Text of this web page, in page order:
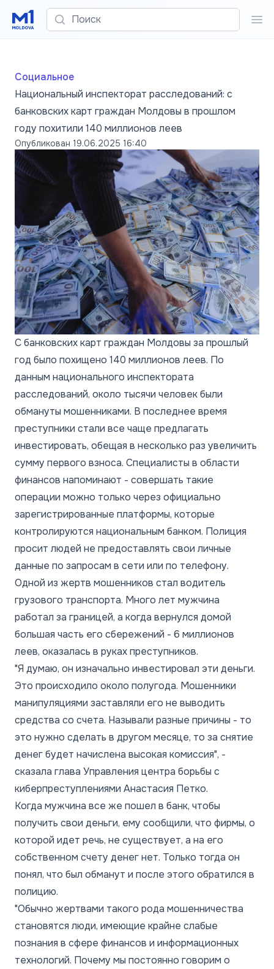
Поиск
Социальное
Национальный инспекторат расследований: с
банковских карт граждан Молдовы в прошлом
году похитили 140 миллионов леев
Опубликован 19.06.2025 16:40
С банковских карт граждан Молдовы за прошлый
год было похищено 140 миллионов леев. По
данным национального инспектората
расследований, около тысячи человек были
обмануты мошенниками. В последнее время
преступники стали все чаще предлагать
инвестировать, обещая в несколько раз увеличить
сумму первого взноса. Специалисты в области
финансов напоминают - совершать такие
операции можно только через официально
зарегистрированные платформы, которые
контролируются национальным банком. Полиция
просит людей не предоставлять свои личные
данные по запросам в сети или по телефону.
Одной из жертв мошенников стал водитель
грузового транспорта. Много лет мужчина
работал за границей, а когда вернулся домой
большая часть его сбережений - 6 миллионов
леев, оказалась в руках преступников.
"Я думаю, он изначально инвестировал эти деньги.
Это происходило около полугода. Мошенники
манипуляциями заставляли его не выводить
средства со счета. Называли разные причины - то
это нужно сделать в другом месяце, то за снятие
денег будет начислена высокая комиссия", -
сказала глава Управления центра борьбы с
киберпреступлениями Анастасия Петко.
Когда мужчина все же пошел в банк, чтобы
получить свои деньги, ему сообщили, что фирмы, о
которой идет речь, не существует, а на его
собственном счету денег нет. Только тогда он
понял, что был обманут и после этого обратился в
полицию.
"Обычно жертвами такого рода мошенничества
становятся люди, имеющие крайне слабые
познания в сфере финансов и информационных
технологий. Почему мы постоянно говорим о